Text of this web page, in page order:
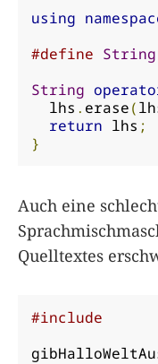
using
#define String
String
  lhs
. erase(
return lhs ;
}
Auch eine
Quelltextes
#include